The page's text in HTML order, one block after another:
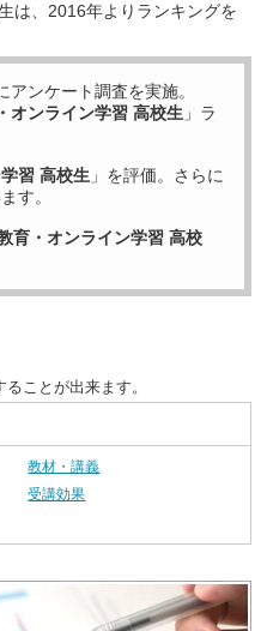
は、2016年よりランキングを
アンケート調査を実施。
オンライン学習 高校生 」ラ
習 高校生 」を評価。さらに
す。
育・オンライン学習 高校
ことが出来ます。
教材・講義
受講効果